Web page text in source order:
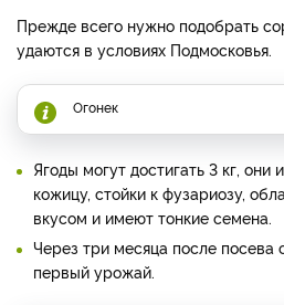
Прежде всего нужно подобрать
удаются в условиях Подмосковья.
Огонек
Ягоды могут достигать 3 кг,
кожицу, стойки к фузариозу,
вкусом и имеют тонкие семена.
Через три месяца после
первый урожай.